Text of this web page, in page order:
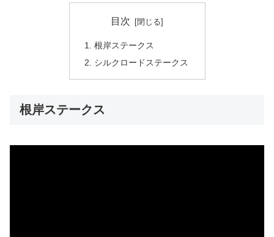
目次
根岸ステークス
シルクロードステークス
根岸ステークス